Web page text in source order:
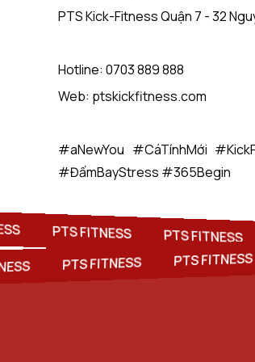
PTS Kick-Fitness Quận 7 - 32
Hotline: 0703 889 888
Web: ptskickfitness.com
#aNewYou #CáTínhMới
#ĐấmBayStress #365Begin
PTS FITNESS PTS FITNESS
PTS FITNESS PTS